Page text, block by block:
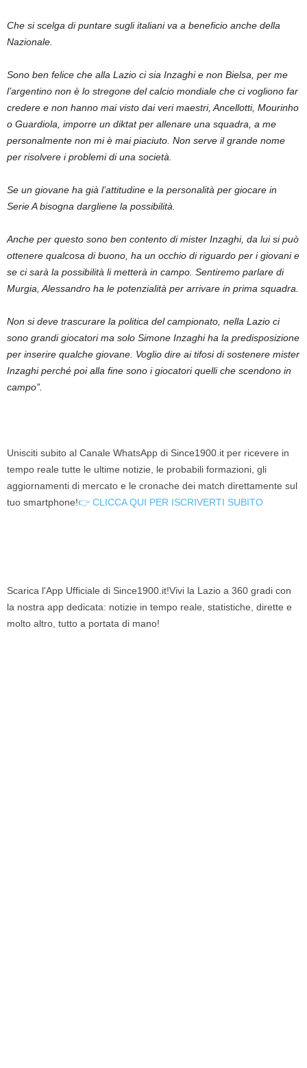
Che si scelga di puntare sugli italiani va a beneficio anche della
Nazionale.
Sono ben felice che alla Lazio ci sia Inzaghi e non Bielsa, per me
l’argentino non è lo stregone del calcio mondiale che ci vogliono far
credere e non hanno mai visto dai veri maestri, Ancellotti, Mourinho
o Guardiola, imporre un diktat per allenare una squadra, a me
personalmente non mi è mai piaciuto. Non serve il grande nome
per risolvere i problemi di una società.
Se un giovane ha già l’attitudine e la personalità per giocare in
Serie A bisogna dargliene la possibilità.
Anche per questo sono ben contento di mister Inzaghi, da lui si può
ottenere qualcosa di buono, ha un occhio di riguardo per i giovani e
se ci sarà la possibilità li metterà in campo. Sentiremo parlare di
Murgia, Alessandro ha le potenzialità per arrivare in prima squadra.
Non si deve trascurare la politica del campionato, nella Lazio ci
sono grandi giocatori ma solo Simone Inzaghi ha la predisposizione
per inserire qualche giovane. Voglio dire ai tifosi di sostenere mister
Inzaghi perché poi alla fine sono i giocatori quelli che scendono in
campo”.
Unisciti subito al Canale WhatsApp di Since1900.it per ricevere in
tempo reale tutte le ultime notizie, le probabili formazioni, gli
aggiornamenti di mercato e le cronache dei match direttamente sul
tuo smartphone!👉 CLICCA QUI PER ISCRIVERTI SUBITO
Scarica l'App Ufficiale di Since1900.it!Vivi la Lazio a 360 gradi con
la nostra app dedicata: notizie in tempo reale, statistiche, dirette e
molto altro, tutto a portata di mano!